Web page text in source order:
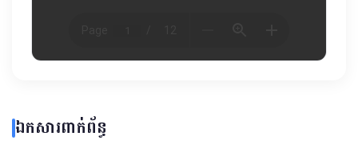
ឯកសារពាក់ព័ន្ធ